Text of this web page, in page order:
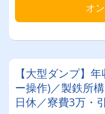
オ
【大型ダンプ】
ー操作)／製鉄所
日休／寮費3万・